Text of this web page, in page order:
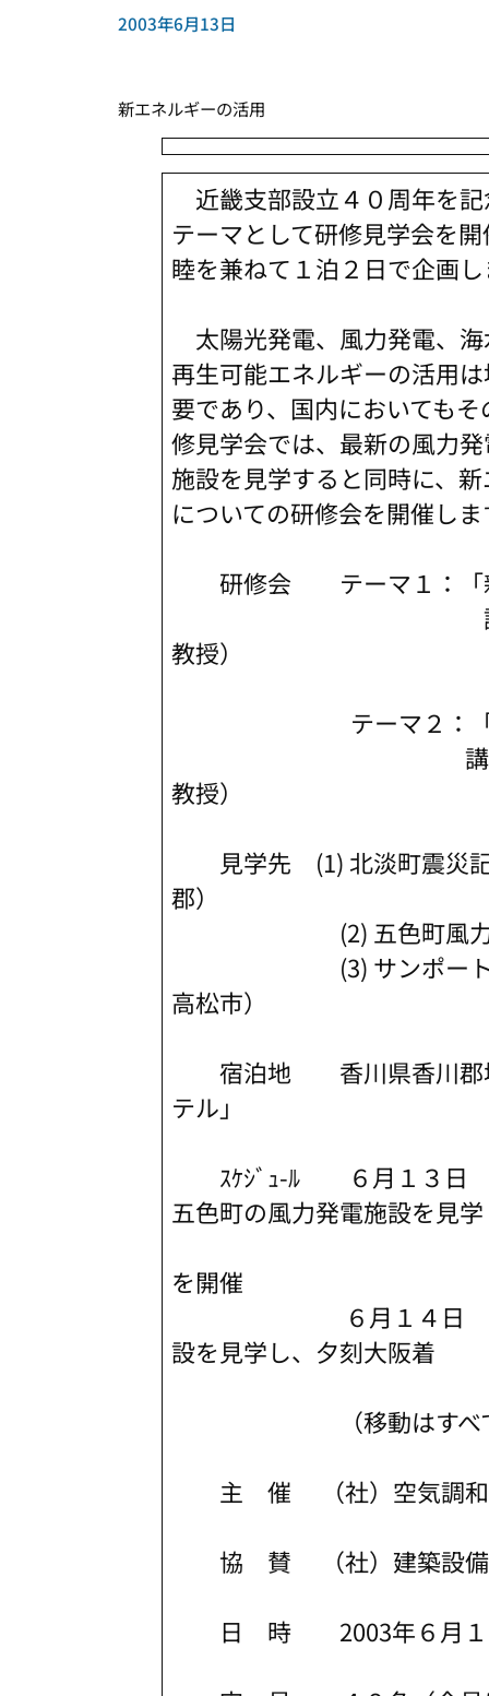
2003年6月13日
新エネルギーの活用
近畿支部設立４０周年を
テーマとして研修見学会を
睦を兼ねて１泊２日で企画
太陽光発電、風力発電、
再生可能エネルギーの活用
要であり、国内においても
修見学会では、最新の風力
施設を見学すると同時に、
についての研修会を開催しま
研修会 テーマ１：「新
講師 水野 稔
教授）
テーマ２：「新エ
講師 森山 正
教授）
見学先 (1) 北淡町震災記
郡）
(2) 五色町風力発電
(3) サンポート高松
高松市）
宿泊地 香川県香川郡塩
テル」
ｽｹｼﾞｭ-ﾙ ６月１３日 午
五色町の風力発電施設を見学
を開催
６月１４日 サンポ
設を見学し、夕刻大阪着
（移動はすべて貸し
主 催 （社）空気調和
協 賛 （社）建築設備
日 時 2003年６月１３